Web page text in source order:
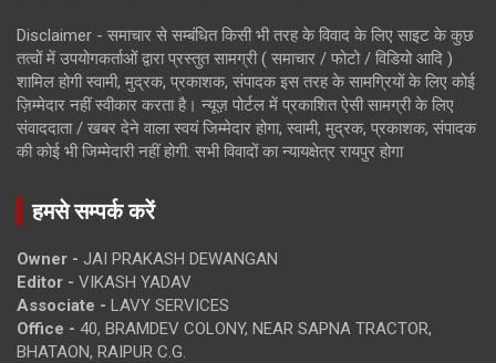
Disclaimer - समाचार से सम्बंधित किसी भी तरह के विवाद के लिए साइट के कुछ
तत्वों में उपयोगकर्ताओं द्वारा प्रस्तुत सामग्री ( समाचार / फोटो / विडियो आदि )
शामिल होगी स्वामी, मुद्रक, प्रकाशक, संपादक इस तरह के सामग्रियों के लिए कोई
ज़िम्मेदार नहीं स्वीकार करता है। न्यूज़ पोर्टल में प्रकाशित ऐसी सामग्री के लिए
संवाददाता / खबर देने वाला स्वयं जिम्मेदार होगा, स्वामी, मुद्रक, प्रकाशक, संपादक
की कोई भी जिम्मेदारी नहीं होगी. सभी विवादों का न्यायक्षेत्र रायपुर होगा
हमसे सम्पर्क करें
Owner - JAI PRAKASH DEWANGAN
Editor - VIKASH YADAV
Associate - LAVY SERVICES
Office - 40, BRAMDEV COLONY, NEAR SAPNA TRACTOR,
BHATAON, RAIPUR C.G.